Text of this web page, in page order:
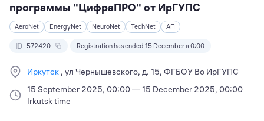
программы "ЦифраПРО" от ИрГУПС
AeroNet EnergyNet NeuroNet TechNet АП
572420 Registration has ended 15 December в 0:00
Иркутск ул Чернышевского, д. 15, ФГБОУ Во ИрГУПС
15 September 2025, 00:00 — 15 December 2025, 00:00
Irkutsk time